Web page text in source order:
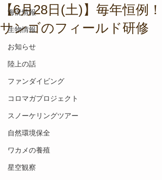
海況情報
生物情報
お知らせ
陸上の話
ファンダイビング
コロマガプロジェクト
スノーケリングツアー
自然環境保全
ワカメの養殖
星空観察
【6月28日(土)】毎年恒例！
サンゴのフィールド研修